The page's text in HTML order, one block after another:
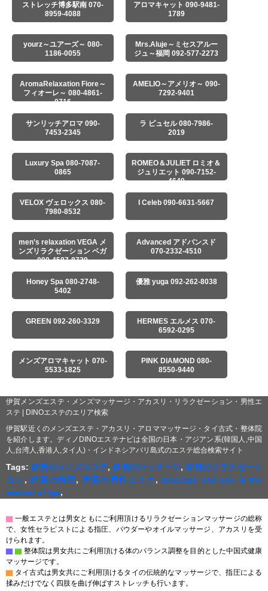
ストレッチ博多駅南 070-
8959-4088
アロマキャット 090-9481-
1789
yourz～ユアーズ～ 080-
1186-0055
Mrs.Aluje～ミセスアルー
ジュ～福岡 092-577-2273
AromaRelaxation Fiore～
フィオーレ～ 080-4861-
0716
AMELIO～アメリオ～ 090-
7292-9401
サンリッチアロマ 090-
7453-2345
ラ ピュセル 080-7986-
2019
Luxury Spa 080-7087-
0865
ROMEO＆JULIET ロミオ＆
ジュリエット 090-7152-
4649
VELOX ヴェロックス 080-
7980-8532
I Celeb 090-6631-5667
men’s relaxation VEGA メ
ンズリラクゼーション ベガ
090-4587-8739
Advanced アドバンスド
070-2332-4510
Honey Spa 080-2748-
5402
優雅 yuga 092-262-8038
GREEN 092-260-3329
HERMES エルメス 070-
6592-0295
メンズアロマキャット 070-
5533-1825
PINK DIAMOND 080-
8550-9440
伊賀メンズエステ・メンズマッサージ・アカスリ・リラクゼーション・男性エ
ステ | DINOエステのエリア検索
伊賀駅近くのメンズエステ・アカスリ・アロママッサージ・タイ古式・整体院
を紹介します。ディノDINOエステナビは全国の日本・アジアン系(韓国人,中国
人,台湾人,香港人,タイ人)・インドネシアバリ島式のエステ総合検索サイト
Tags:伊賀のメンズエステ,伊賀のマッサージ,伊賀のリラクゼーシ
ョン,伊賀の指圧, 伊賀の男性エステ, massage and spa in the
station of Iga,
▇ 一般エステとは男女ともにご利用頂けるリラクゼーションマッサージの総称
で、女性セラピストによる指圧、パウダーやオイルマッサージ、アカスリを受
けられます。
▇ ▇ 整体院は男女共にご利用頂ける体のバランス調整を目的とした中国式健康
マッサージです。
▇ タイ古式は男女共にご利用頂けるタイの伝統的なマッサージで、指圧による
揉みだけでなく四肢を曲げ伸ばすストレッチも行います。